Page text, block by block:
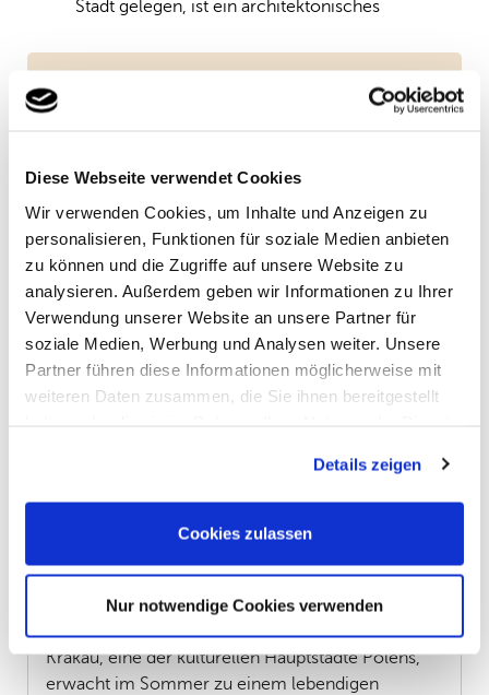
Diese Webseite verwendet Cookies
Wir verwenden Cookies, um Inhalte und Anzeigen zu
personalisieren, Funktionen für soziale Medien anbieten
zu können und die Zugriffe auf unsere Website zu
analysieren. Außerdem geben wir Informationen zu Ihrer
Verwendung unserer Website an unsere Partner für
soziale Medien, Werbung und Analysen weiter. Unsere
Partner führen diese Informationen möglicherweise mit
weiteren Daten zusammen, die Sie ihnen bereitgestellt
Cookies, wenn Sie unsere Webseite weiterhin nutzen.
Details zeigen
Cookies zulassen
Nur notwendige Cookies verwenden
Stadt gelegen, ist ein architektonisches
einem Panoramablick über die Weichsel.
Saisonale Gegebenheiten
Sommer:
Malownicze Mazury - Seenlandschaft:
Im Sommer verwandeln sich die Mazurischen
Mazuren endlose Möglichkeiten zum Segeln,
Kanufahren, Angeln und Schwimmen in
kristallklarem Wasser, umgeben von üppiger Natur
Krakau, eine der kulturellen Hauptstädte Polens,
erwacht im Sommer zu einem lebendigen